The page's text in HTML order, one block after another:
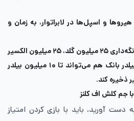
و اسپل‌ها در لابراتوار، به زمان و
ارتقای بانک سیزن – امکان نگه‌داری ۲۵ میلیون گلد، ۲۵ میلیون الکسیر
و ۲۵۰ هزار دارک الکسیر. بیلدر بانک هم می‌تواند تا ۱۰ میلیون بیلدر
جم کلش اف کلنز
دست آورید، باید با بازی کردن امتیاز